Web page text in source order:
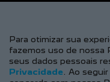
Desacelere.
Para otimizar sua
fazemos uso de nossa
seus dados pessoais
Privacidade . Ao